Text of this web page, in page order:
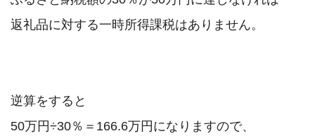
返礼品に対する一時所得課税はありません。
逆算をすると
50万円÷30％＝166.6万円になりますので、